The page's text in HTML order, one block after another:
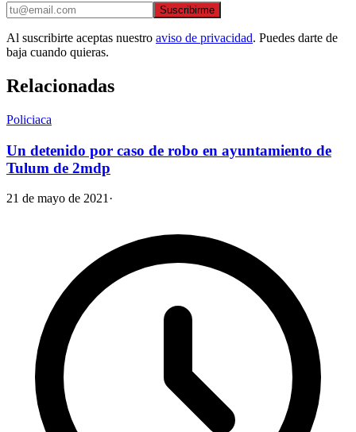
Suscribirme
Al suscribirte aceptas nuestro aviso de privacidad. Puedes darte de
baja cuando quieras.
Relacionadas
Policiaca
Un detenido por caso de robo en ayuntamiento de
Tulum de 2mdp
21 de mayo de 2021 ·